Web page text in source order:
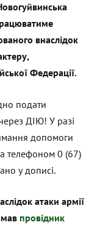
внаслідок
Федерації.
подати
ДІЮ! У разі
допомоги
телефоном 0 (67)
у дописі.
атаки армії
провідник